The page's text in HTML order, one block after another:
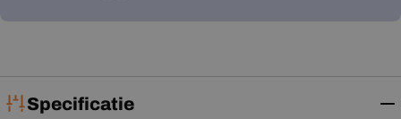
Specificatie